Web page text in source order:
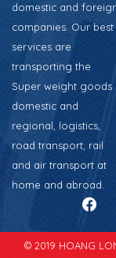
domestic and
companies. Our best
services are
transporting the
Super weight goods
domestic and
regional, logistics,
road transport, rail
and air transport at
home and abroad.
© 2019 HOANG